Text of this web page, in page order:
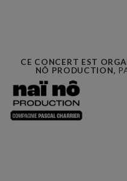
CE CONCERT EST
NÔ PRODUCTION,